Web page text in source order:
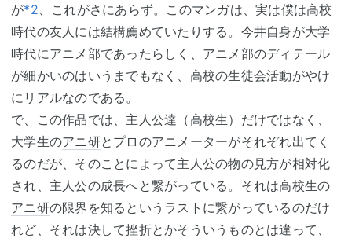
が*2 、これがさにあらず。このマンガは、実は僕は高校
時代の友人には結構薦めていたりする。今井自身が大学
時代にアニメ部であったらしく、アニメ部のディテール
が細かいのはいうまでもなく、高校の生徒会活動がやけ
にリアルなのである。
で、この作品では、主人公達（高校生）だけではなく、
大学生のアニ研とプロのアニメーターがそれぞれ出てく
るのだが、そのことによって主人公の物の見方が相対化
され、主人公の成長へと繋がっている。それは高校生の
アニ研の限界を知るというラストに繋がっているのだけ
れど、それは決して挫折とかそういうものとは違って、